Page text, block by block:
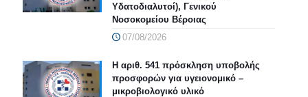
Υδατοδιαλυτοί), Γενικού
Νοσοκομείου Βέροιας
07/08/2026
Η αριθ. 541 πρόσκληση υποβολής
προσφορών για υγειονομικό –
μικροβιολογικό υλικό